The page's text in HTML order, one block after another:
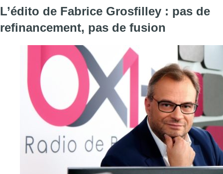
L’édito de Fabrice Grosfilley : pas de
refinancement, pas de fusion